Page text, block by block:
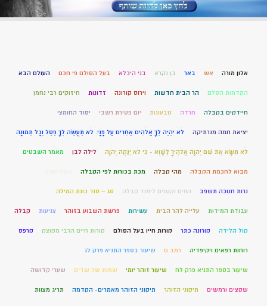
אלון מורה אש באר בן נקרא בני היכלא בעל הסולם פי חכם העולם הבא
הקדמות הסלם הר הבית חדשות וירוס קורונה זדונות חיזוקים רבי נחמן
חיידקים בקבלה חרדה טבעונות יום פטירת רשבי יסוד החומצי
יציאת חמה מנרתיקה לֹא יִהְיֶה לְךָ אֱלֹהִים אֲחֵרִים עַל פָּנָי. לֹא תַעֲשֶׂה לְךָ פֶסֶל וְכָל תְּמוּנָה
לֹא תִשָּׂא אֶת שֵׁם יְהוָה אֱלֹהֶיךָ לַשָּׁוְא - כִּי לֹא יְנַקֶּה יְהֹוָה לילה לבן מאמר השבטים
מבוא לחכמת הקבלה מהי קבלה מכת בכורות לפי הקבלה
נרות חנוכה תשפב נשים וקטנים לימוד קבלה סג – סוד כונת המילה
עבודת המידות עלייה להר הבית עשירות פרשת השבוע בזוהר צניעות קבלה
קול הלידה קורונה כתר קורות חייו בעל הסולם קורות חיים הרבי מקוצק קרפס
רוחות רפאים ויקיפדיה רמב ם שיעור בספר התניא פרק לג
שיעור בספר התניא פרק לח שיעור זוהר יומי שמות של שדים שערי קדושה
שקצים ורמשים תיקוני הזוהר תיקוני הזוהר מאמרים- הקדמה תריג מצוות